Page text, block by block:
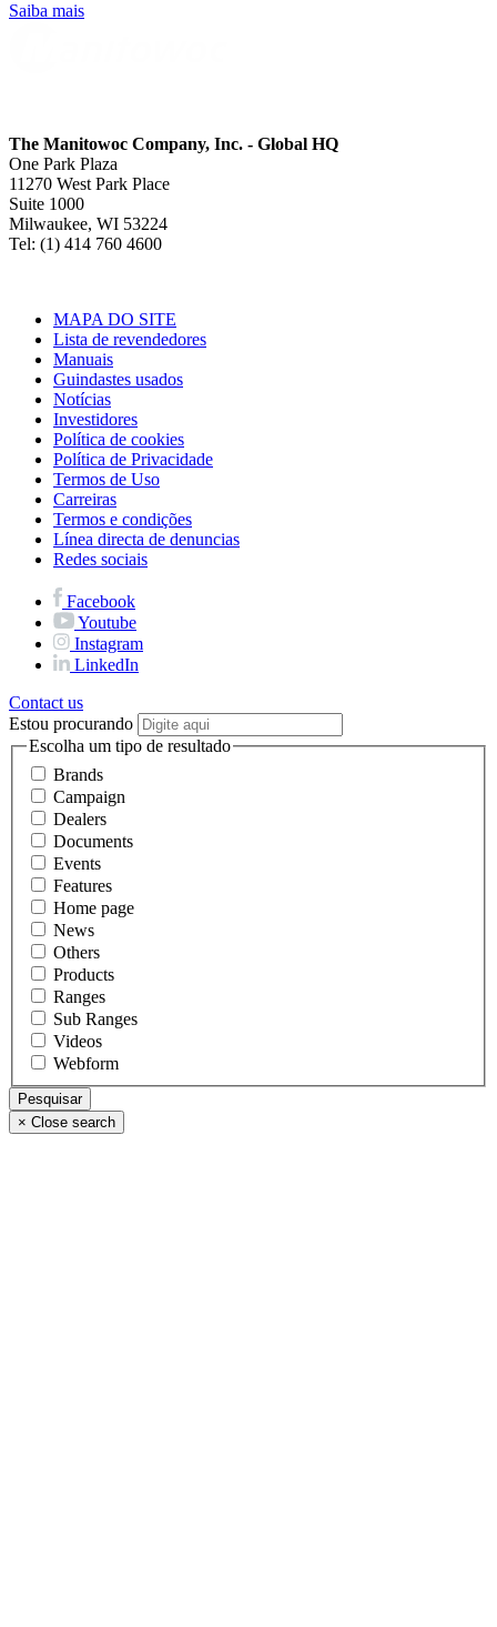
Saiba mais
The Manitowoc Company, Inc. - Global HQ
One Park Plaza
11270 West Park Place
Suite 1000
Milwaukee, WI 53224
Tel: (1) 414 760 4600
MAPA DO SITE
Lista de revendedores
Manuais
Guindastes usados
Notícias
Investidores
Política de cookies
Política de Privacidade
Termos de Uso
Carreiras
Termos e condições
Línea directa de denuncias
Redes sociais
Facebook
Youtube
Instagram
LinkedIn
Contact us
Estou procurando
Escolha um tipo de resultado
Brands
Campaign
Dealers
Documents
Events
Features
Home page
News
Others
Products
Ranges
Sub Ranges
Videos
Webform
× Close search